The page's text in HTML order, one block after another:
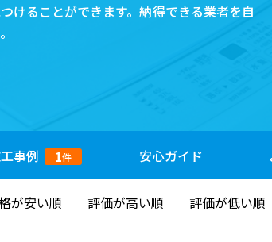
けることができます。納得できる業者を自
事例 1件 安心ガイド
が安い順 評価が高い順 評価が低い順